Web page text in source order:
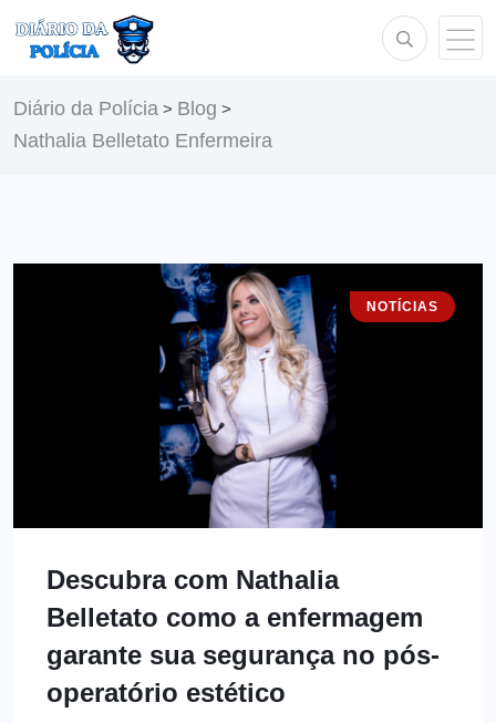
Diário da Polícia > Blog >
Nathalia Belletato Enfermeira
NOTÍCIAS
Descubra com Nathalia
Belletato como a enfermagem
garante sua segurança no pós-
operatório estético